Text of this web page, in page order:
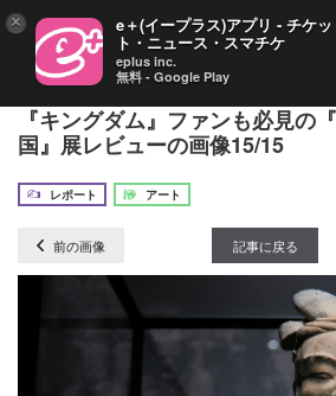
兵馬俑36体はじめ“国宝級”の至
『キングダム』ファンも必見の
国』展レビューの画像15/15
レポート
アート
前の画像 記事に戻る
× e＋(イープラス)アプリ - チケッ
ト・ニュース・スマチケ
eplus inc.
無料 - Google Play